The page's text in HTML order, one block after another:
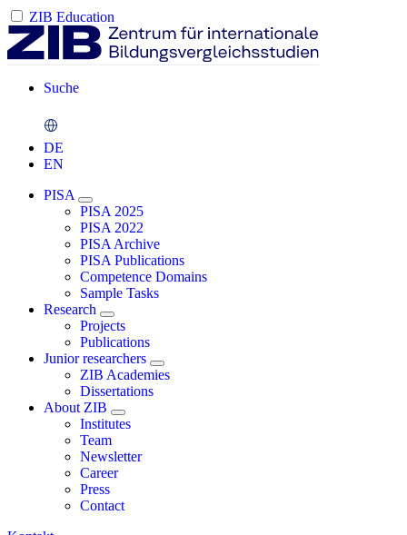
ZIB Education
Suche
DE
EN
PISA
PISA 2025
PISA 2022
PISA Archive
PISA Publications
Competence Domains
Sample Tasks
Research
Projects
Publications
Junior researchers
ZIB Academies
Dissertations
About ZIB
Institutes
Team
Newsletter
Career
Press
Contact